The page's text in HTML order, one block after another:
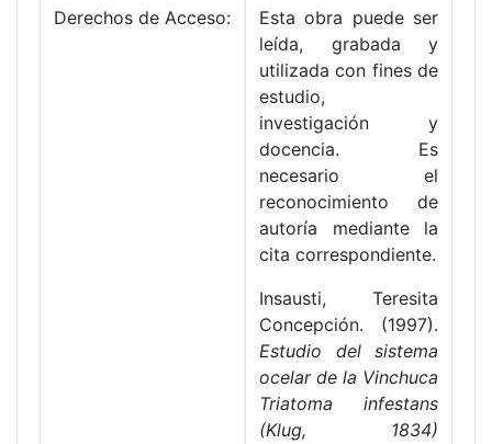
Derechos de Acceso:
Esta obra puede ser
leída, grabada y
utilizada con fines de
estudio,
investigación y
docencia. Es
necesario el
reconocimiento de
autoría mediante la
cita correspondiente.
Insausti, Teresita
Concepción. (1997).
Estudio del sistema
ocelar de la Vinchuca
Triatoma infestans
(Klug, 1834)